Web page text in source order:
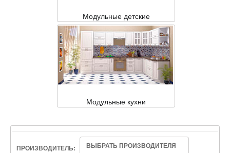
Модульные детские
Модульные кухни
ПРОИЗВОДИТЕЛЬ: ВЫБРАТЬ ПРОИЗВОДИТЕЛЯ